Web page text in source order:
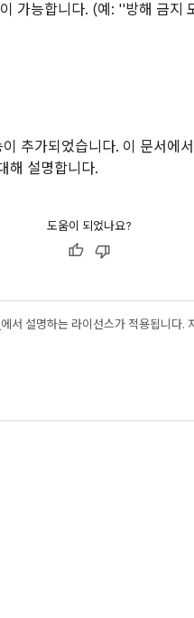
가능합니다. (예: ''방해 금지
추가되었습니다. 이 문서에
해 설명합니다.
도움이 되었나요?
에서 설명하는 라이선스가 적용됩니